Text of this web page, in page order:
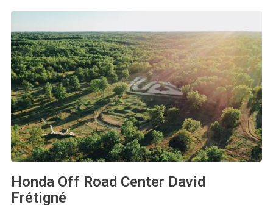
Honda Off Road Center David
Frétigné